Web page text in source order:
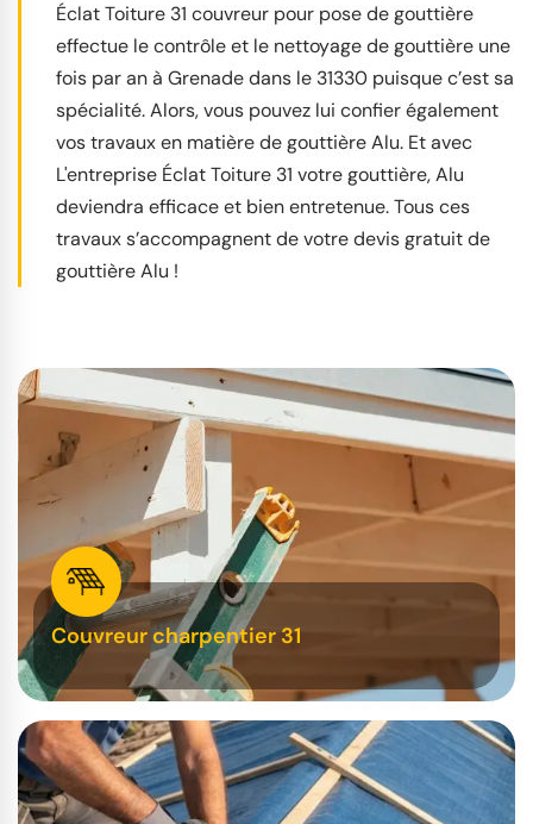
Éclat Toiture 31 couvreur pour pose de gouttière
effectue le contrôle et le nettoyage de gouttière une
fois par an à Grenade dans le 31330 puisque c’est sa
spécialité. Alors, vous pouvez lui confier également
vos travaux en matière de gouttière Alu. Et avec
L'entreprise Éclat Toiture 31 votre gouttière, Alu
deviendra efficace et bien entretenue. Tous ces
travaux s’accompagnent de votre devis gratuit de
gouttière Alu !
Couvreur charpentier 31